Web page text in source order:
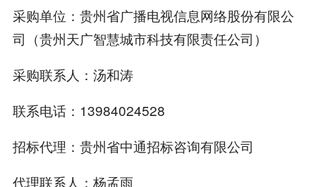
采购单位：贵州省广播电视信息网络股份有限公
司（贵州天广智慧城市科技有限责任公司）
采购联系人：汤和涛
联系电话：13984024528
招标代理：贵州省中通招标咨询有限公司
代理联系人：杨孟雨